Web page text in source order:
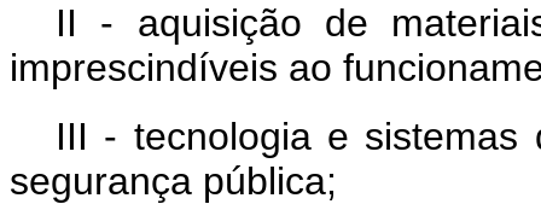
II - aquisição de
imprescindíveis ao
III - tecnologia e
segurança pública;